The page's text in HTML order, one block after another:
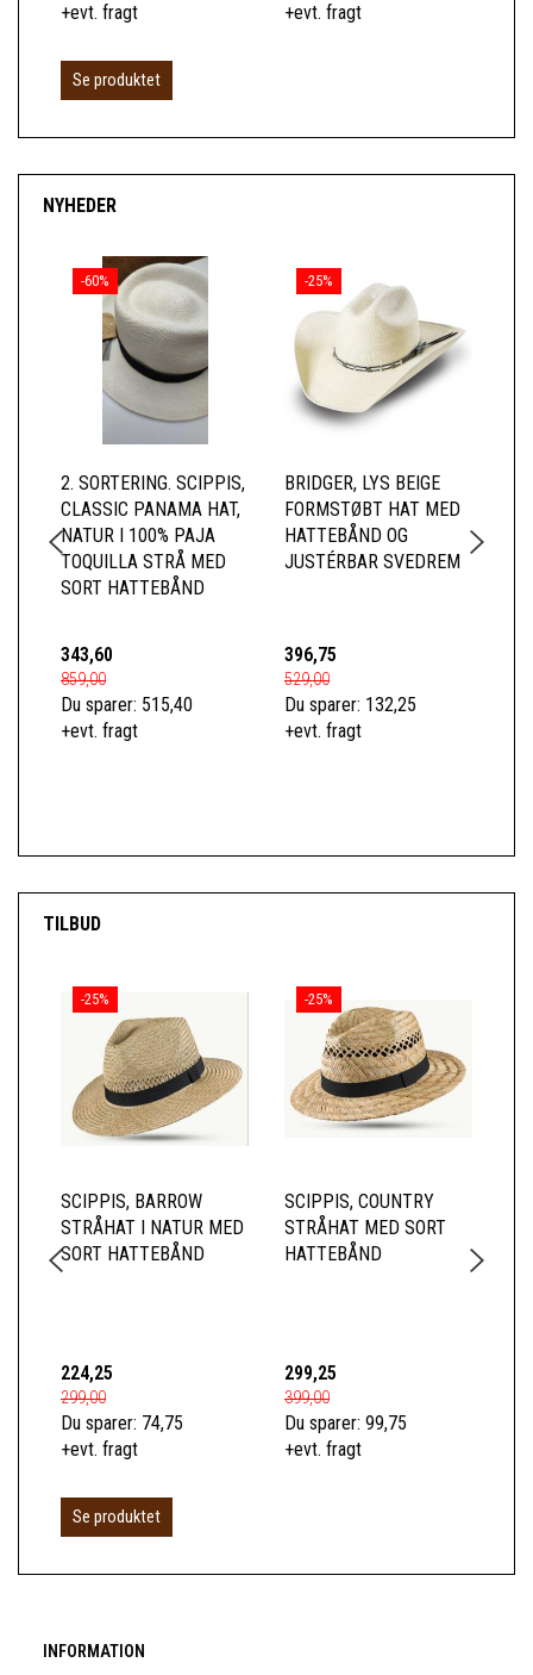
+evt. fragt
Se produktet
+evt. fragt
NYHEDER
-60%
2. SORTERING. SCIPPIS,
CLASSIC PANAMA HAT,
NATUR I 100% PAJA
TOQUILLA STRÅ MED
SORT HATTEBÅND
343,60
859,00
Du sparer: 515,40
+evt. fragt
-25%
BRIDGER, LYS BEIGE
FORMSTØBT HAT MED
HATTEBÅND OG
JUSTÉRBAR SVEDREM
396,75
529,00
Du sparer: 132,25
+evt. fragt
TILBUD
-25%
SCIPPIS, BARROW
STRÅHAT I NATUR MED
SORT HATTEBÅND
224,25
299,00
Du sparer: 74,75
+evt. fragt
Se produktet
-25%
SCIPPIS, COUNTRY
STRÅHAT MED SORT
HATTEBÅND
299,25
399,00
Du sparer: 99,75
+evt. fragt
INFORMATION